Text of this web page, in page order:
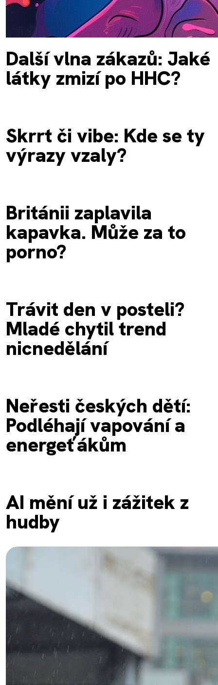
Další vlna zákazů: Jaké
látky zmizí po HHC?
Skrrt či vibe: Kde se ty
výrazy vzaly?
Británii zaplavila
kapavka. Může za to
porno?
Trávit den v posteli?
Mladé chytil trend
nicnedělání
Neřesti českých dětí:
Podléhají vapování a
energeťákům
AI mění už i zážitek z
hudby